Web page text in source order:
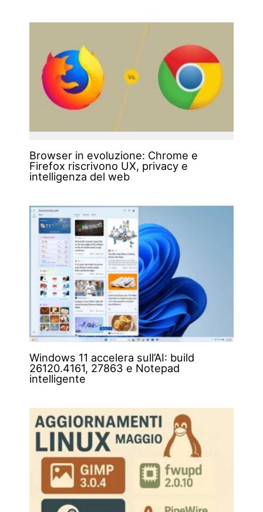
Browser in evoluzione: Chrome e
Firefox riscrivono UX, privacy e
intelligenza del web
Windows 11 accelera sull’AI: build
26120.4161, 27863 e Notepad
intelligente